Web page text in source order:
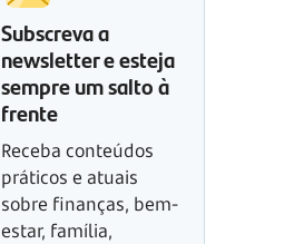
Subscreva a
newsletter e esteja
sempre um salto à
frente
Receba conteúdos
práticos e atuais
sobre finanças, bem-
estar, família,